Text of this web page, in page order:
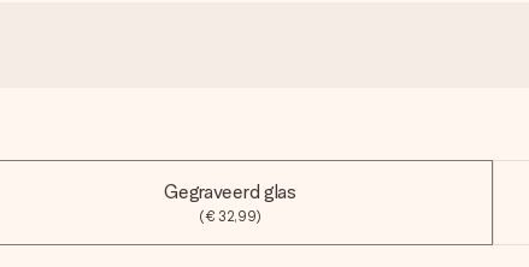
Gegraveerd glas
(€ 32,99)